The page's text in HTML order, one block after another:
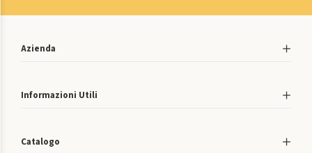
Azienda
Informazioni Utili
Catalogo